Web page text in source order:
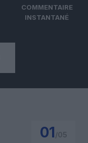
COMMENTAIRE
INSTANTANÉ
01